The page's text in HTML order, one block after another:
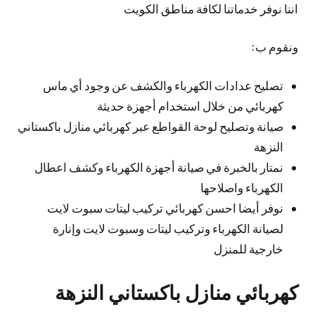
اننا نوفر خدماتنا لكافة مناطق الكويت
ونقوم ب:
تصليح عدادات الكهرباء والكشف عن وجود أي ماس
كهربائي من خلال استخدام أجهزة حديثة
صيانة وتصليح لوحة القواطع عبر كهربائي منازل باكستاني
النزهة
نمتار بالخبرة في صيانة أجهزة الكهرباء وكشف اعطال
الكهرباء واصلاحها
نوفر أيضا احسن كهربائي تركيب ليتات سبوت لايت
لصيانة الكهرباء وتركيب ليتات وسبوت لايت وإنارة
خارجية للمنزل
كهربائي منازل باكستاني النزهة